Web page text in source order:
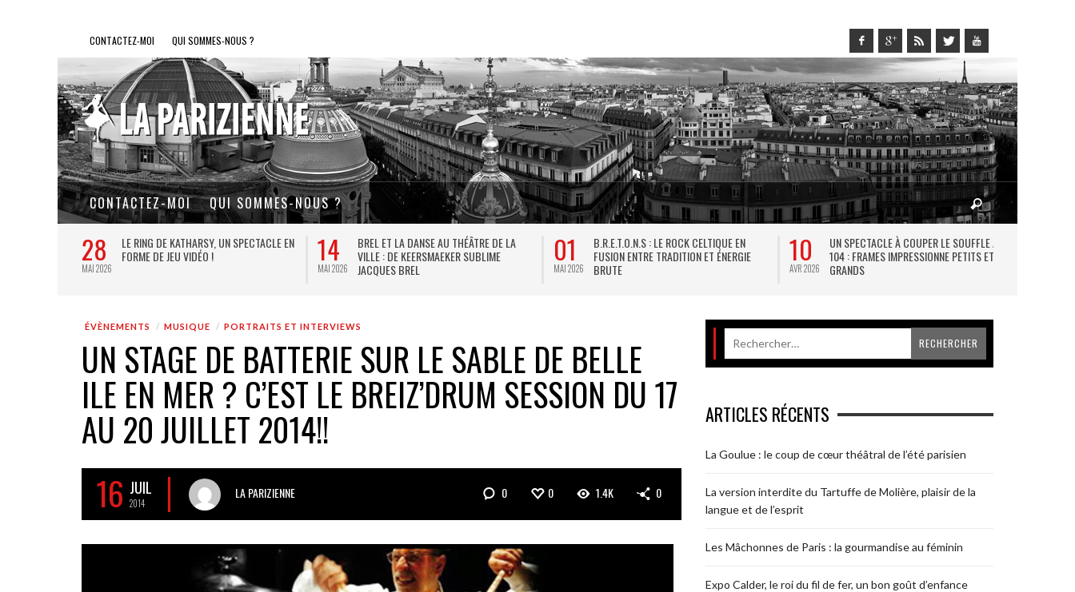
CONTACTEZ-MOI QUI SOMMES-NOUS ?
CONTACTEZ-MOI QUI SOMMES-NOUS ?
28
MAI 2026
LE RING DE KATHARSY, UN SPECTACLE EN
FORME DE JEU VIDÉO !
14
MAI 2026
BREL ET LA DANSE AU THÉÂTRE DE LA
VILLE : DE KEERSMAEKER SUBLIME
JACQUES BREL
01
MAI 2026
B.R.E.T.O.N.S : LE ROCK CELTIQUE EN
FUSION ENTRE TRADITION ET ÉNERGIE
BRUTE
10
AVR 2026
UN SPECTACLE À COUPER LE SOUFFLE AU
104 : FRAMES IMPRESSIONNE PETITS ET
GRANDS
ÉVÈNEMENTS MUSIQUE PORTRAITS ET INTERVIEWS
UN STAGE DE BATTERIE SUR LE SABLE DE BELLE
ILE EN MER ? C’EST LE BREIZ’DRUM SESSION DU 17
AU 20 JUILLET 2014!!
16 JUIL
2014
LA PARIZIENNE 0 0 1.4K 0
ARTICLES RÉCENTS
La Goulue : le coup de cœur théâtral de l’été parisien
La version interdite du Tartuffe de Molière, plaisir de la
langue et de l’esprit
Les Mâchonnes de Paris : la gourmandise au féminin
Expo Calder, le roi du fil de fer, un bon goût d’enfance